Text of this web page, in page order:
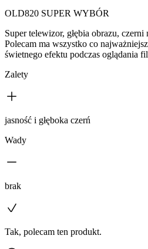
OLD820 SUPER WYBÓR
Super telewizor, głębia obrazu,
Polecam ma wszystko co
świetnego efektu podczas oglądania
Zalety
jasność i głęboka czerń
Wady
brak
Tak, polecam ten produkt.